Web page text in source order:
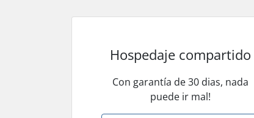
Hospedaje compartido
Con garantía de 30 dias, nada
puede ir mal!